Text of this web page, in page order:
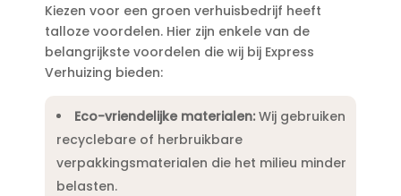
Kiezen voor een groen verhuisbedrijf heeft
talloze voordelen.​ Hier zijn enkele van de
belangrijkste voordelen die wij bij Express
Verhuizing bieden:
Eco-vriendelijke materialen:Wij gebruiken
recyclebare of herbruikbare
verpakkingsmaterialen die het milieu minder
belasten.​